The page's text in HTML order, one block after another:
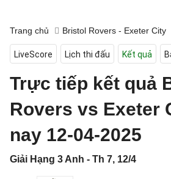
Trang chủ Bristol Rovers - Exeter City
LiveScore Lịch thi đấu Kết quả
Trực tiếp kết quả
Rovers vs Exeter
nay 12-04-2025
Giải Hạng 3 Anh - Th 7, 12/4